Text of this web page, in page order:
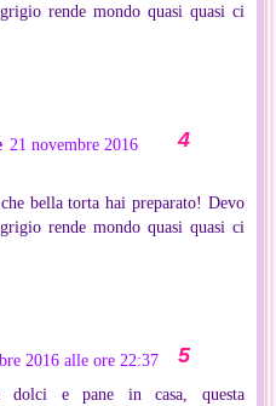
rende mondo quasi quasi ci
21 novembre 2016
bella torta hai preparato! Devo
rende mondo quasi quasi ci
2016 alle ore 22:37
dolci e pane in casa, questa